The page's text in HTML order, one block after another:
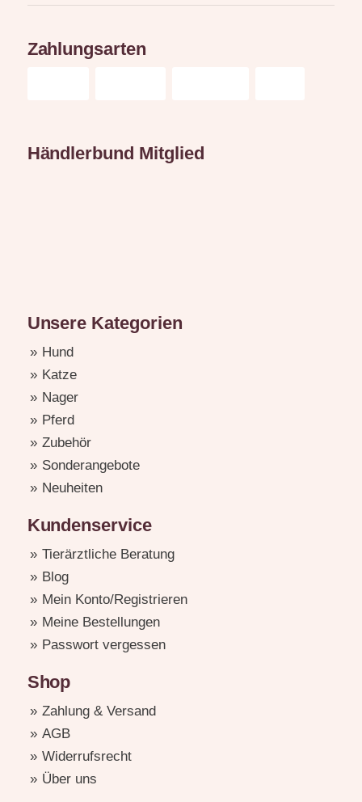
Zahlungsarten
Händlerbund Mitglied
Unsere Kategorien
Hund
Katze
Nager
Pferd
Zubehör
Sonderangebote
Neuheiten
Kundenservice
Tierärztliche Beratung
Blog
Mein Konto/Registrieren
Meine Bestellungen
Passwort vergessen
Shop
Zahlung & Versand
AGB
Widerrufsrecht
Über uns